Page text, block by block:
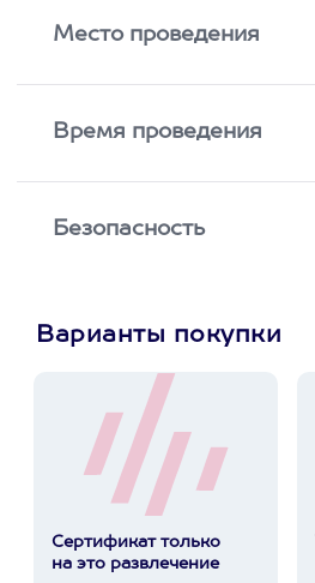
Место проведения
Время проведения
Безопасность
Варианты покупки
Сертификат только
на это развлечение